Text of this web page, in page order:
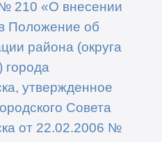
210 «О внесении
Положение об
района (округа
города
утвержденное
Совета
от 22.02.2006 №